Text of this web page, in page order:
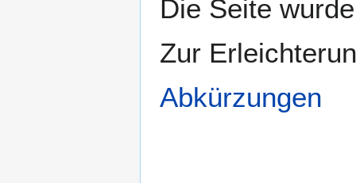
Die Seite
Zur
Abkürzungen